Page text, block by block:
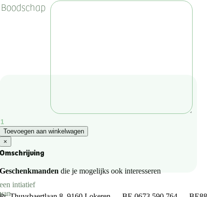
Boodschap
Toevoegen aan winkelwagen
×
Omschrijving
Geschenkmanden die je mogelijks ook interesseren